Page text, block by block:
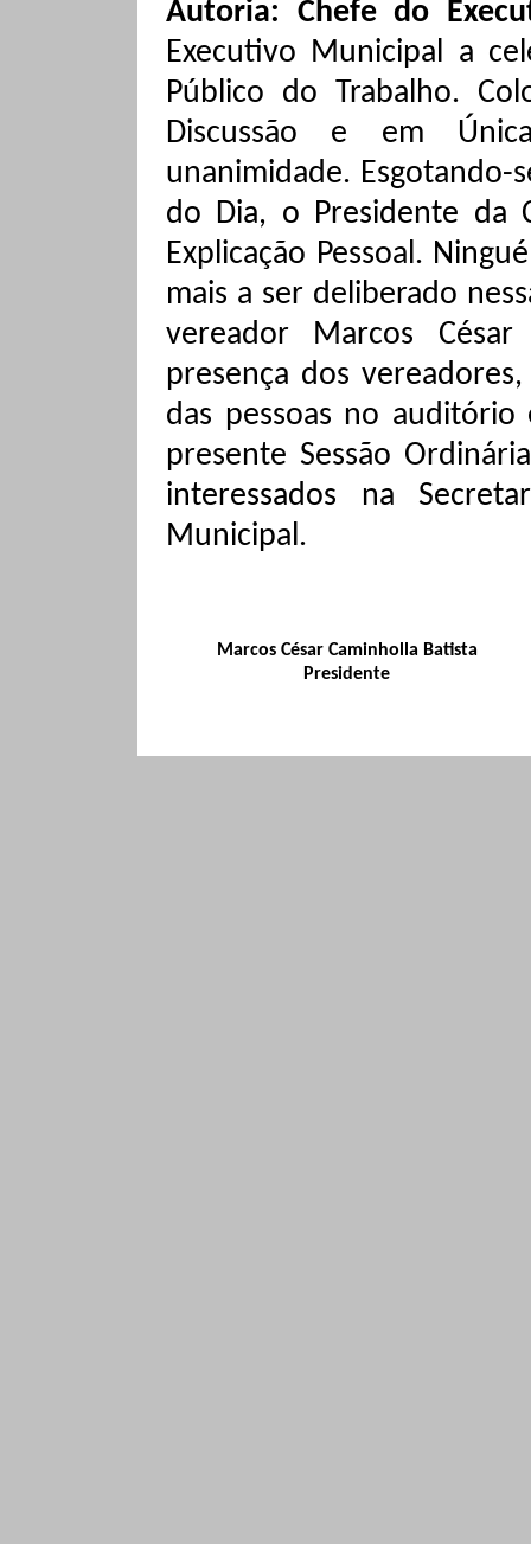
Autoria: Chefe do
Executivo Municipal a
Público do Trabalho.
Discussão e em
unanimidade. Esgotando-
do Dia, o Presidente da
Explicação Pessoal.
mais a ser deliberado
vereador Marcos
presença dos
das pessoas no auditório
presente Sessão
interessados na
Municipal.
Marcos César Caminholla Batista
Presidente